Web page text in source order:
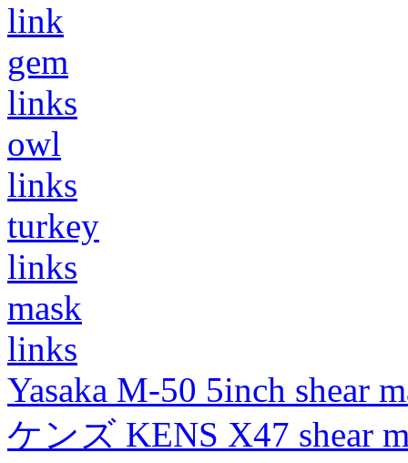
link
gem
links
owl
links
turkey
links
mask
links
Yasaka M-50 5inch shear
ケンズ KENS X47 shear